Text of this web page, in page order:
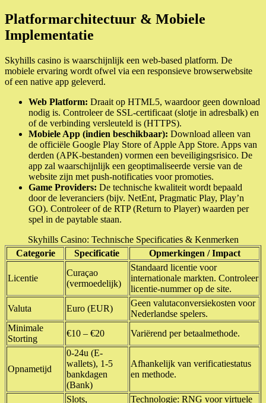
Platformarchitectuur & Mobiele
Implementatie
Skyhills casino is waarschijnlijk een web-based platform. De
mobiele ervaring wordt ofwel via een responsieve browserwebsite
of een native app geleverd.
Web Platform: Draait op HTML5, waardoor geen download
nodig is. Controleer de SSL-certificaat (slotje in adresbalk) en
of de verbinding versleuteld is (HTTPS).
Mobiele App (indien beschikbaar): Download alleen van
de officiële Google Play Store of Apple App Store. Apps van
derden (APK-bestanden) vormen een beveiligingsrisico. De
app zal waarschijnlijk een geoptimaliseerde versie van de
website zijn met push-notificaties voor promoties.
Game Providers: De technische kwaliteit wordt bepaald
door de leveranciers (bijv. NetEnt, Pragmatic Play, Play’n
GO). Controleer of de RTP (Return to Player) waarden per
spel in de paytable staan.
Skyhills Casino: Technische Specificaties & Kenmerken
Categorie
Specificatie Opmerkingen / Impact
Licentie
Curaçao
(vermoedelijk)
Standaard licentie voor
internationale markten. Controleer
licentie-nummer op de site.
Valuta
Euro (EUR)
Geen valutaconversiekosten voor
Nederlandse spelers.
Minimale
Storting
€10 – €20 Variërend per betaalmethode.
Opnametijd
0-24u (E-
wallets), 1-5
bankdagen
(Bank)
Afhankelijk van verificatiestatus
en methode.
Slots, Technologie: RNG voor virtuele